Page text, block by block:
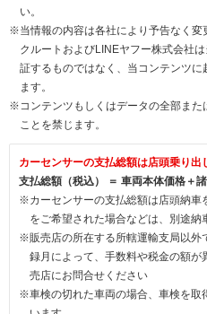
い。
※当情報の内容は各社により予告なく変
クルートおよびLINEヤフー株式会社
証するものではなく、当コンテンツ
ます。
※コンテンツもしくはデータの全部また
ことを禁じます。
カーセンサーの支払総額は店頭乗り出
支払総額（税込） ＝ 車両本体価格＋
※カーセンサーの支払総額は店頭納車
をご希望された場合などは、別途納
※販売店の所在する所轄運輸支局以外
録月によって、手数料や税金の額
売店にお問合せください
※車検の切れた車両の場合、車検を取